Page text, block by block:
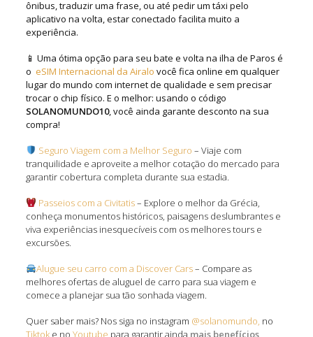
ônibus, traduzir uma frase, ou até pedir um táxi pelo
aplicativo na volta, estar conectado facilita muito a
experiência.
📱 Uma ótima opção para seu bate e volta na ilha de Paros é
o eSIM Internacional da Airalo você fica online em qualquer
lugar do mundo com internet de qualidade e sem precisar
trocar o chip físico. E o melhor: usando o código
SOLANOMUNDO10, você ainda garante desconto na sua
compra!
Seguro Viagem com a Melhor Seguro – Viaje com
tranquilidade e aproveite a melhor cotação do mercado para
garantir cobertura completa durante sua estadia.
Passeios com a Civitatis– Explore o melhor da Grécia,
conheça monumentos históricos, paisagens deslumbrantes e
viva experiências inesquecíveis com os melhores tours e
excursões.
Alugue seu carro com a Discover Cars– Compare as
melhores ofertas de aluguel de carro para sua viagem e
comece a planejar sua tão sonhada viagem.
Quer saber mais? Nos siga no instagram @solanomundo, no
Tiktoke no Youtube para garantir ainda mais benefícios